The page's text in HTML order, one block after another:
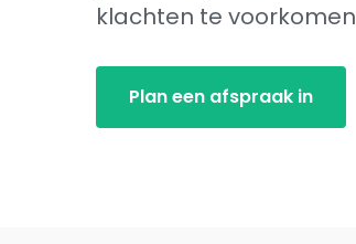
klachten te
Plan een afspraak in